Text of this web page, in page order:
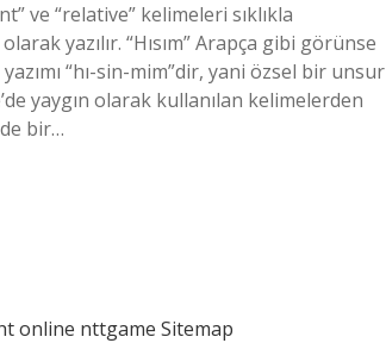
ve “relative” kelimeleri sıklıkla
yazılır. “Hısım” Arapça gibi görünse
“hı-sin-mim”dir, yani özsel bir unsur
yaygın olarak kullanılan kelimelerden
bir…
online nttgame Sitemap